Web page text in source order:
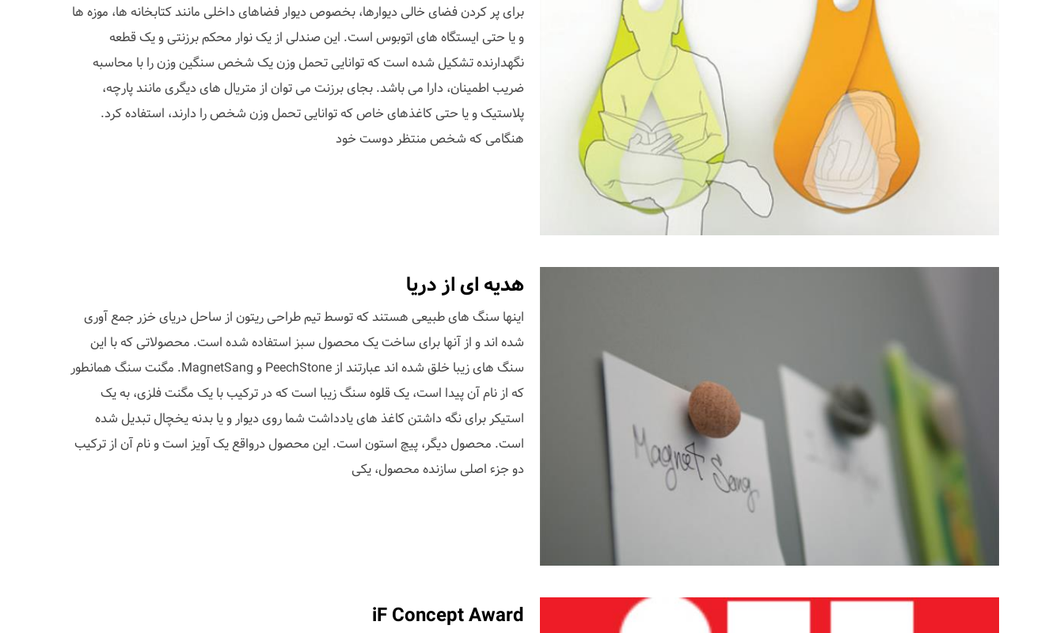
برای پر کردن فضای خالی دیوارها، بخصوص دیوار فضاهای داخلی مانند کتابخانه ها، موزه ها
و یا حتی ایستگاه های اتوبوس است. این صندلی از یک نوار محکم برزنتی و یک قطعه
نگهدارنده تشکیل شده است که توانایی تحمل وزن یک شخص سنگین وزن را با محاسبه
ضریب اطمینان، دارا می باشد. بجای برزنت می توان از متریال های دیگری مانند پارچه،
پلاستیک و یا حتی کاغذهای خاص که توانایی تحمل وزن شخص را دارند، استفاده کرد.
هنگامی که شخص منتظر دوست خود
هدیه ای از دریا
اینها سنگ های طبیعی هستند که توسط تیم طراحی ریتون از ساحل دریای خزر جمع آوری
شده اند و از آنها برای ساخت یک محصول سبز استفاده شده است. محصولاتی که با این
سنگ های زیبا خلق شده اند عبارتند از PeechStone و MagnetSang. مگنت سنگ همانطور
که از نام آن پیدا است، یک قلوه سنگ زیبا است که در ترکیب با یک مگنت فلزی، به یک
استیکر برای نگه داشتن کاغذ های یادداشت شما روی دیوار و یا بدنه یخچال تبدیل شده
است. محصول دیگر، پیچ استون است. این محصول درواقع یک آویز است و نام آن از ترکیب
دو جزء اصلی سازنده محصول، یکی
iF Concept Award